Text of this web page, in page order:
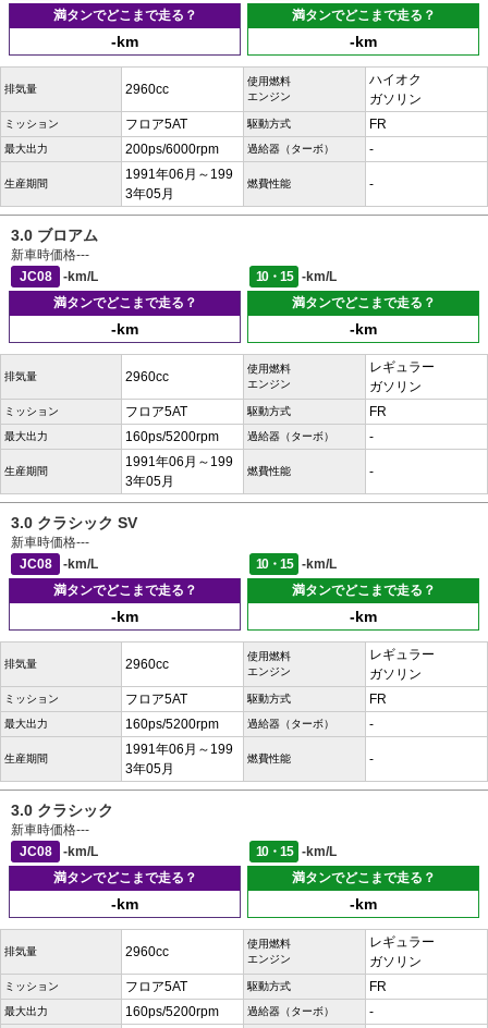
満タンでどこまで走る？
-km
満タンでどこまで走る？
-km
排気量 2960cc
使用燃料
エンジン
ハイオク
ガソリン
ミッション フロア5AT 駆動方式 FR
最大出力 200ps/6000rpm 過給器（ターボ） -
生産期間
1991年06月～199
3年05月
燃費性能 -
3.0 ブロアム
新車時価格---
JC08
-km/L 10・15
-km/L
満タンでどこまで走る？
-km
満タンでどこまで走る？
-km
排気量 2960cc
使用燃料
エンジン
レギュラー
ガソリン
ミッション フロア5AT 駆動方式 FR
最大出力 160ps/5200rpm 過給器（ターボ） -
生産期間
1991年06月～199
3年05月
燃費性能 -
3.0 クラシック SV
新車時価格---
JC08
-km/L 10・15
-km/L
満タンでどこまで走る？
-km
満タンでどこまで走る？
-km
排気量 2960cc
使用燃料
エンジン
レギュラー
ガソリン
ミッション フロア5AT 駆動方式 FR
最大出力 160ps/5200rpm 過給器（ターボ） -
生産期間
1991年06月～199
3年05月
燃費性能 -
3.0 クラシック
新車時価格---
JC08
-km/L 10・15
-km/L
満タンでどこまで走る？
-km
満タンでどこまで走る？
-km
排気量 2960cc
使用燃料
エンジン
レギュラー
ガソリン
ミッション フロア5AT 駆動方式 FR
最大出力 160ps/5200rpm 過給器（ターボ） -